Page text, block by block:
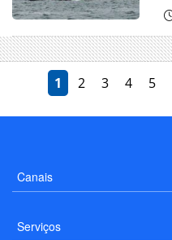
1 2 3 4 5
Canais
Serviços